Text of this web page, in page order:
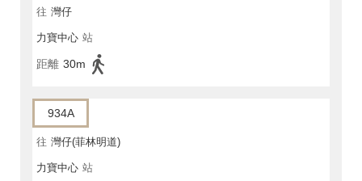
往 灣仔
力寶中心 站
距離 30m
934A
往 灣仔(菲林明道)
力寶中心 站